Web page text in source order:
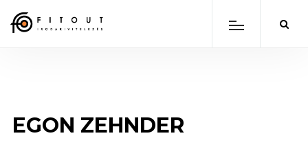
EGON ZEHNDER